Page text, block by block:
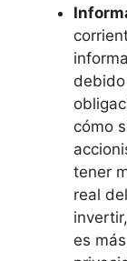
cómo
tener
real
es